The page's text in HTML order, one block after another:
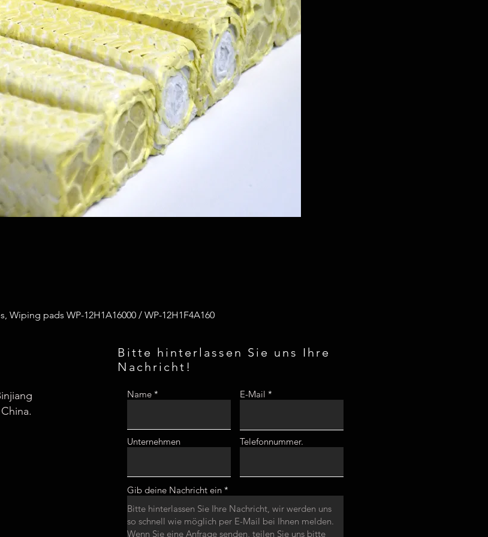
Wiping pads WP-12H1A16000 / WP-12H1F4A160
Bitte hinterlassen Sie uns Ihre
Nachricht!
Name E-Mail
Unternehmen Telefonnummer.
Gib deine Nachricht ein